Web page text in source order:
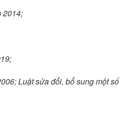
2014;
Luật sửa đổi, bổ sung một